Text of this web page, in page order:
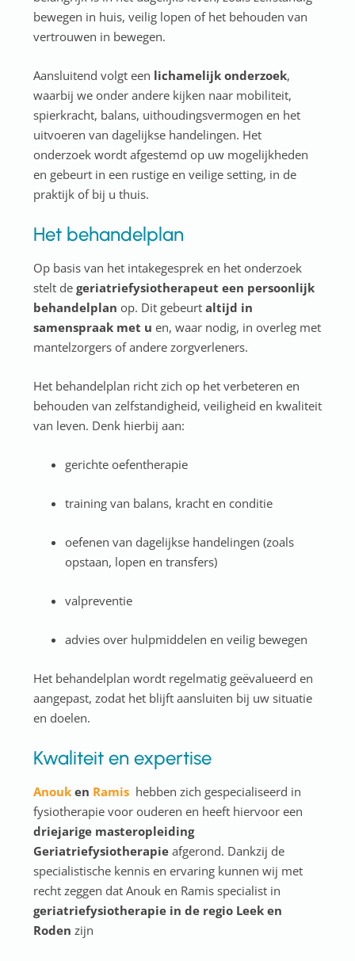
bewegen in huis, veilig lopen of het behouden van
vertrouwen in bewegen.
Aansluitend volgt een lichamelijk onderzoek,
waarbij we onder andere kijken naar mobiliteit,
spierkracht, balans, uithoudingsvermogen en het
uitvoeren van dagelijkse handelingen. Het
onderzoek wordt afgestemd op uw mogelijkheden
en gebeurt in een rustige en veilige setting, in de
praktijk of bij u thuis.
Het behandelplan
Op basis van het intakegesprek en het onderzoek
stelt de geriatriefysiotherapeut een persoonlijk
behandelplan op. Dit gebeurt altijd in
samenspraak met u en, waar nodig, in overleg met
mantelzorgers of andere zorgverleners.
Het behandelplan richt zich op het verbeteren en
behouden van zelfstandigheid, veiligheid en kwaliteit
van leven. Denk hierbij aan:
gerichte oefentherapie
training van balans, kracht en conditie
oefenen van dagelijkse handelingen (zoals
opstaan, lopen en transfers)
valpreventie
advies over hulpmiddelen en veilig bewegen
Het behandelplan wordt regelmatig geëvalueerd en
aangepast, zodat het blijft aansluiten bij uw situatie
en doelen.
Kwaliteit en expertise
Anouk en Ramis hebben zich gespecialiseerd in
fysiotherapie voor ouderen en heeft hiervoor een
driejarige masteropleiding
Geriatriefysiotherapie afgerond. Dankzij de
specialistische kennis en ervaring kunnen wij met
recht zeggen dat Anouk en Ramis specialist in
geriatriefysiotherapie in de regio Leek en
Roden zijn